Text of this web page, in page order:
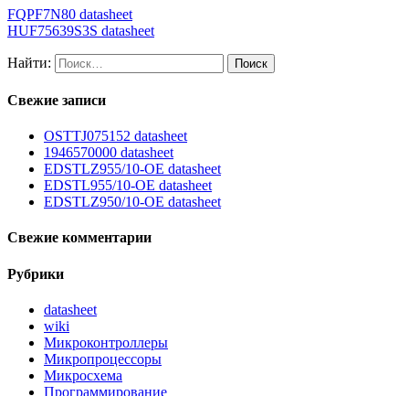
FQPF7N80 datasheet
HUF75639S3S datasheet
Найти:
Свежие записи
OSTTJ075152 datasheet
1946570000 datasheet
EDSTLZ955/10-OE datasheet
EDSTL955/10-OE datasheet
EDSTLZ950/10-OE datasheet
Свежие комментарии
Рубрики
datasheet
wiki
Микроконтроллеры
Микропроцессоры
Микросхема
Программирование